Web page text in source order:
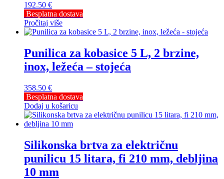
192.50 €
Besplatna dostava
Pročitaj više
Punilica za kobasice 5 L, 2 brzine,
inox, ležeća – stojeća
358.50 €
Besplatna dostava
Dodaj u košaricu
Silikonska brtva za električnu
punilicu 15 litara, fi 210 mm, debljina
10 mm